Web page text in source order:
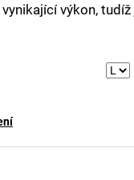
výkon,